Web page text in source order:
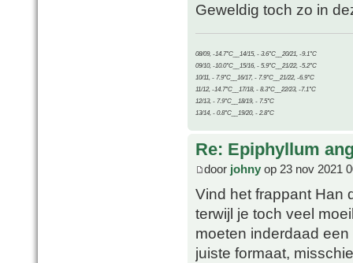
Geweldig toch zo in
08/09, -14.7°C__14/15, - 3.6°C__20/21, -9.1°C
09/10, -10.0°C__15/16, - 5.9°C__21/22, -5.2°C
10/11, - 7.9°C__16/17, - 7.9°C__21/22, -6.9°C
11/12, -14.7°C__17/18, - 8.3°C__22/23, -7.1°C
12/13, - 7.9°C__18/19, - 7.5°C
13/14, - 0.8°C__19/20, - 2.8°C
Re: Epiphyllum
door johny op 23 nov 2021
Vind het frappant Han
terwijl je toch veel
moeten inderdaad
juiste formaat,